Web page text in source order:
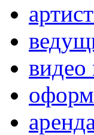
видео